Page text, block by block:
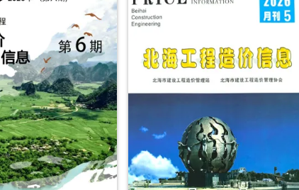
造
价
信
PDF，
地
区：
宜
下载
6
月
港
工
造
价
信
息）
PDF 下载